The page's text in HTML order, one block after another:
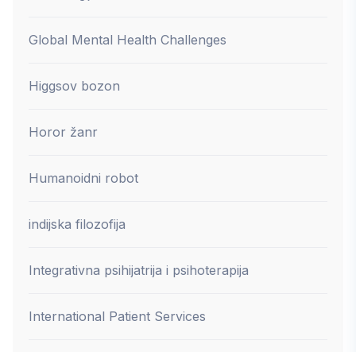
Global Mental Health Challenges
Higgsov bozon
Horor žanr
Humanoidni robot
indijska filozofija
Integrativna psihijatrija i psihoterapija
International Patient Services